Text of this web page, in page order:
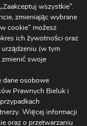
Szukaj
Ustawienia
wszystkie”.
zmieniając wybrane
cookie” możesz
ich żywotności oraz
(w tym
zmienić swoje
dane osobowe
Prawnych Bieluk i
Więcej informacji
oraz o przetwarzaniu